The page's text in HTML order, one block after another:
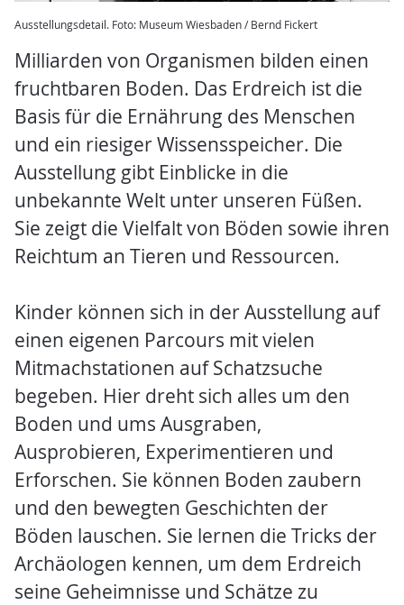
Ausstellungsdetail. Foto: Museum Wiesbaden / Bernd Fickert
Milliarden von Organismen bilden einen
fruchtbaren Boden. Das Erdreich ist die
Basis für die Ernährung des Menschen
und ein riesiger Wissensspeicher. Die
Ausstellung gibt Einblicke in die
unbekannte Welt unter unseren Füßen.
Sie zeigt die Vielfalt von Böden sowie ihren
Reichtum an Tieren und Ressourcen.
Kinder können sich in der Ausstellung auf
einen eigenen Parcours mit vielen
Mitmachstationen auf Schatzsuche
begeben. Hier dreht sich alles um den
Boden und ums Ausgraben,
Ausprobieren, Experimentieren und
Erforschen. Sie können Boden zaubern
und den bewegten Geschichten der
Böden lauschen. Sie lernen die Tricks der
Archäologen kennen, um dem Erdreich
seine Geheimnisse und Schätze zu